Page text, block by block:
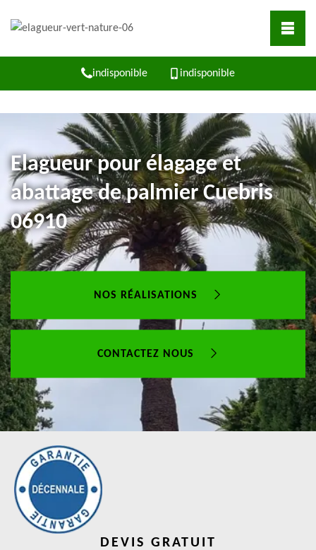
indisponible indisponible
Elagueur pour élagage et
abattage de palmier Cuebris
06910
NOS RÉALISATIONS
CONTACTEZ NOUS
DEVIS GRATUIT